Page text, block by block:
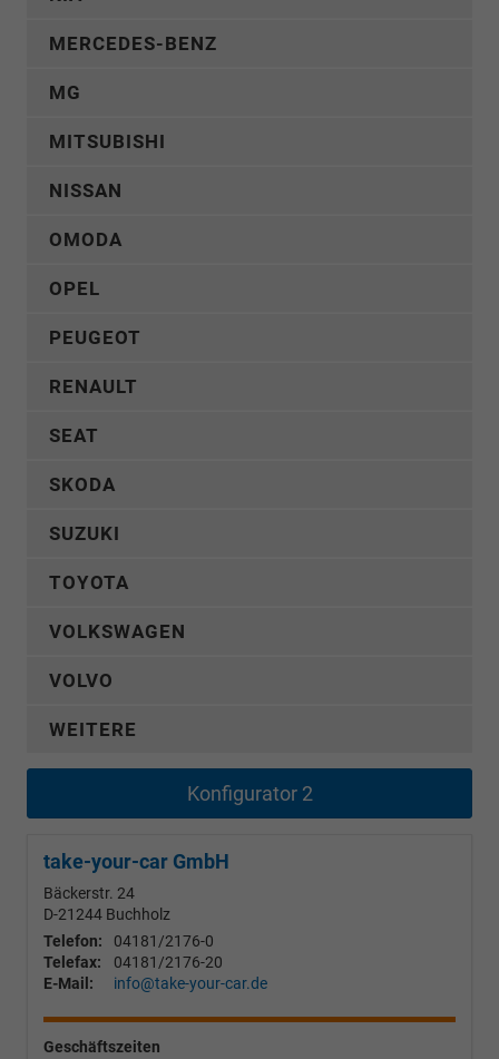
MERCEDES-BENZ
MG
MITSUBISHI
NISSAN
OMODA
OPEL
PEUGEOT
RENAULT
SEAT
SKODA
SUZUKI
TOYOTA
VOLKSWAGEN
VOLVO
WEITERE
Konfigurator 2
take-your-car GmbH
Bäckerstr. 24
D-21244 Buchholz
Telefon:
04181/2176-0
Telefax:
04181/2176-20
E-Mail:
info@take-your-car.de
Geschäftszeiten